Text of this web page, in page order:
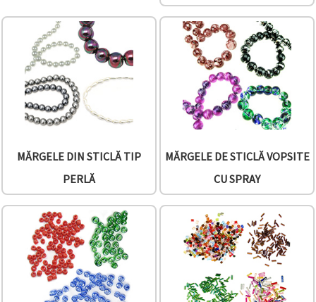
MĂRGELE DIN STICLĂ TIP
PERLĂ
MĂRGELE DE STICLĂ VOPSITE
CU SPRAY